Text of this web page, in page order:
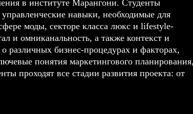
в институте Марангони. Студенты
навыки, необходимые для
моды, секторе класса люкс и lifestyle-
и омниканальность, а также контекст и
различных бизнес-процедурах и факторах,
понятия маркетингового
проходят все стадии развития проекта: от